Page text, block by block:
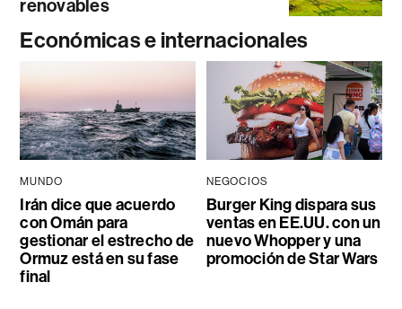
renovables
Económicas e internacionales
MUNDO
Irán dice que acuerdo
con Omán para
gestionar el estrecho de
Ormuz está en su fase
final
NEGOCIOS
Burger King dispara sus
ventas en EE.UU. con un
nuevo Whopper y una
promoción de Star Wars